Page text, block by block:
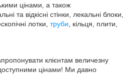
цінами, а також
та відкісні стінки, лекальні блоки,
лотки, труби , кільця, плити,
клієнтам величезну
цінами! Ми давно